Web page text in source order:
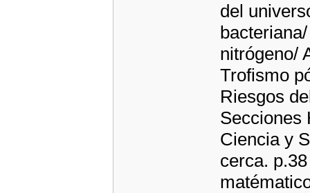
del
nitrógeno/
Trofismo
Riesgos
Secciones
Ciencia y
cerca.